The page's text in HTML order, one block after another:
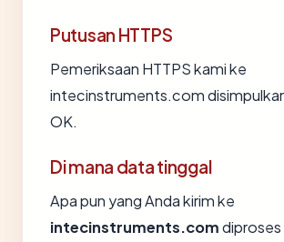
Putusan HTTPS
Pemeriksaan HTTPS kami ke
intecinstruments.com
OK.
Di mana data tinggal
Apa pun yang Anda kirim ke
intecinstruments.comdiproses